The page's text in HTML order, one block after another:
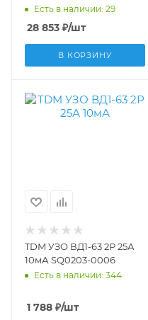
тока (ВДТ) 80A 4P 300мА
Тип-AC-S 400В S9R19480
Есть в наличии: 29
28 853 ₽/шт
В КОРЗИНУ
TDM УЗО ВД1-63 2Р 25А
10мА SQ0203-0006
Есть в наличии: 344
1 788 ₽/шт